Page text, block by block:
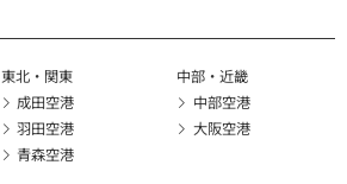
東北・関東
成田空港
羽田空港
青森空港
中部・近畿
中部空港
大阪空港